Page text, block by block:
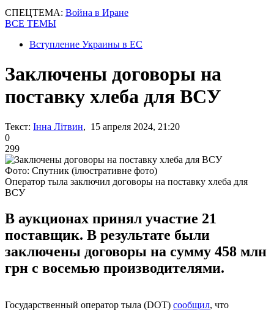
СПЕЦТЕМА: Война в Иране
ВСЕ ТЕМЫ
Вступление Украины в ЕС
Заключены договоры на
поставку хлеба для ВСУ
Текст: Інна Літвин, 15 апреля 2024, 21:20
0
299
Фото: Спутник (ілюстративне фото)
Оператор тыла заключил договоры на поставку хлеба для
ВСУ
В аукционах принял участие 21
поставщик. В результате были
заключены договоры на сумму 458 млн
грн с восемью производителями.
Государственный оператор тыла (DOT) сообщил, что